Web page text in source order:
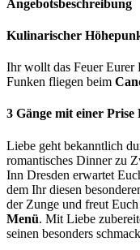
Angebotsbeschreibung
Kulinarischer
Ihr wollt das Feuer Eurer
Funken fliegen beim
3 Gänge mit einer
Liebe geht bekanntlich
romantisches Dinner zu
Inn Dresden erwartet
dem Ihr diesen
der Zunge und freut
Menü. Mit Liebe
seinen besonders